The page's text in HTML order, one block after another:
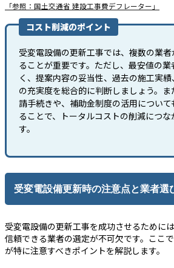
「参照：国土交通省 建設工事費デフレーター」
コスト削減のポイント
受変電設備の更新工事では、複数の業
ることが重要です。ただし、最安値の
く、提案内容の妥当性、過去の施工実
の充実度を総合的に判断しましょう。
請手続きや、補助金制度の活用につい
ることで、トータルコストの削減につな
す。
受変電設備更新時の注意点と業者選
受変電設備の更新工事を成功させるために
信頼できる業者の選定が不可欠です。ここ
が特に注意すべきポイントを解説します。